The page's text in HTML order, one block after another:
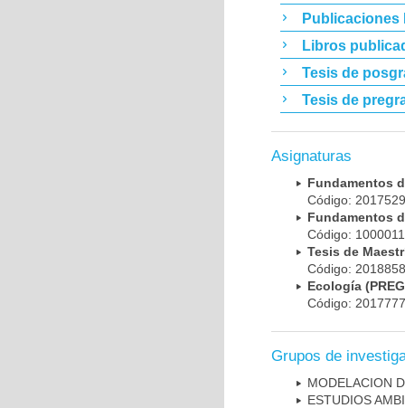
Publicaciones
Libros
Tesis de
Tesis de
Asignaturas
Fundamentos
Código:
Fundamentos
Código:
Tesis de
Código:
Ecología
Código:
Grupos de
MODELACION
ESTUDIOS